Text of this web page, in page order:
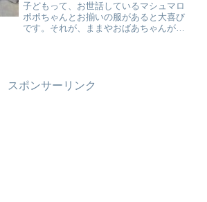
子どもって、お世話しているマシュマロ
ポポちゃんとお揃いの服があると大喜び
です。それが、ままやおばあちゃんが作
スポンサーリンク